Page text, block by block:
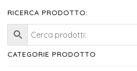
RICERCA PRODOTTO:
CATEGORIE PRODOTTO